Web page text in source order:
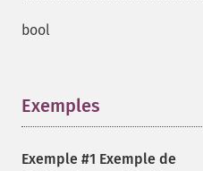
bool
Exemples
Exemple #1 Exemple de